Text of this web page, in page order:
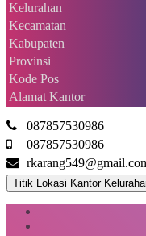
Kelurahan
Kecamatan
Kabupaten
Provinsi
Kode Pos
Alamat Kantor
087857530986
087857530986
Titik Lokasi Kantor